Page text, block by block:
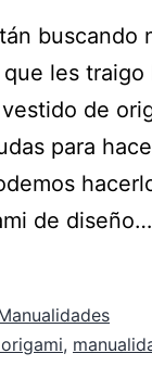
buscando
les
de
para
de diseño…
,